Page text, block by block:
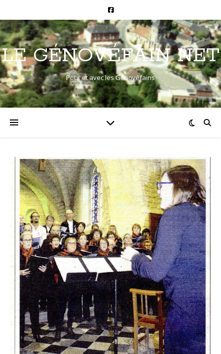
LE GÉNOVÉFAIN NET
Pour et avec les Génovéfains